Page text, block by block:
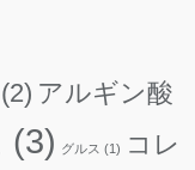
(2) アルギン酸
(3) グルス (1)
コレ